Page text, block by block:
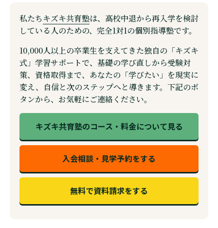
私たちキズキ共育塾は、高校中退から再入学を検討
している人のための、完全1対1の個別指導塾です。
10,000人以上の卒業生を支えてきた独自の「キズキ
式」学習サポートで、基礎の学び直しから受験対
策、資格取得まで、あなたの「学びたい」を現実に
変え、自信と次のステップへと導きます。下記のボ
タンから、お気軽にご連絡ください。
キズキ共育塾のコース・料金について見る
入会相談・見学予約をする
無料で資料請求をする